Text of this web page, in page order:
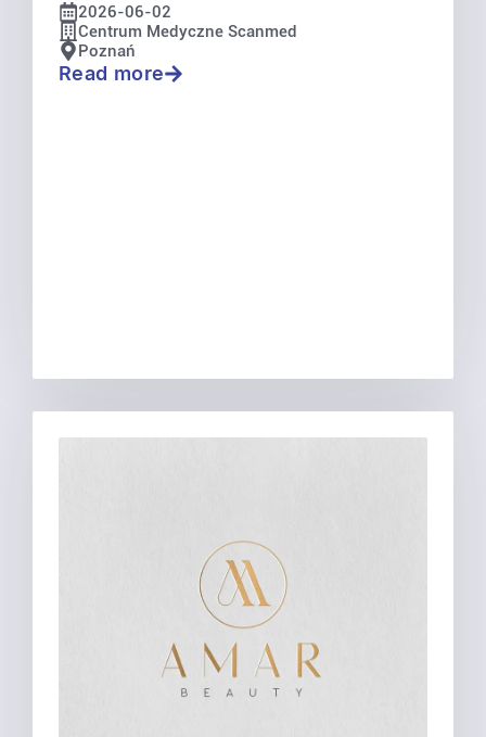
2026-06-02
Centrum Medyczne Scanmed
Poznań
Read more